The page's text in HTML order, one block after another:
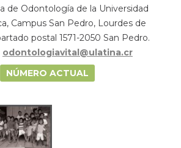
de Odontología de la Universidad
Campus San Pedro, Lourdes de
postal 1571-2050 San Pedro.
odontologiavital@ulatina.cr
NÚMERO ACTUAL